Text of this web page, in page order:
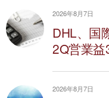
2026年8月7日
DHL、国
2Q営業
2026年8月7日